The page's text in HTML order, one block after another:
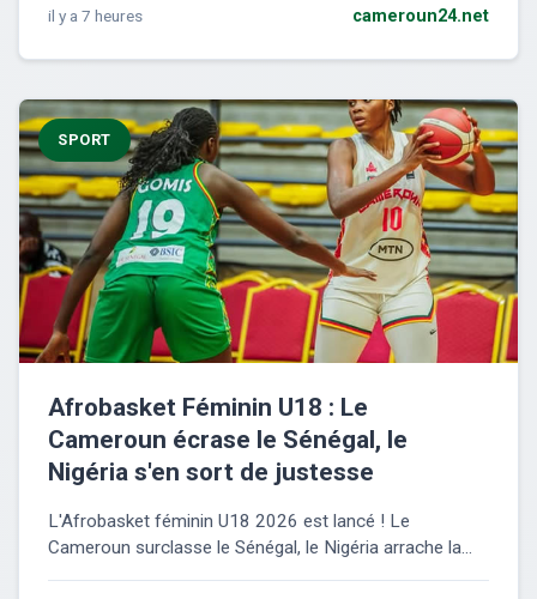
il y a 7 heures cameroun24.net
SPORT
Afrobasket Féminin U18 : Le
Cameroun écrase le Sénégal, le
Nigéria s'en sort de justesse
L'Afrobasket féminin U18 2026 est lancé ! Le
Cameroun surclasse le Sénégal, le Nigéria arrache la...